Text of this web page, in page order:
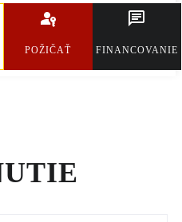
56 km/h
POŽIČAŤ FINANCOVANIE